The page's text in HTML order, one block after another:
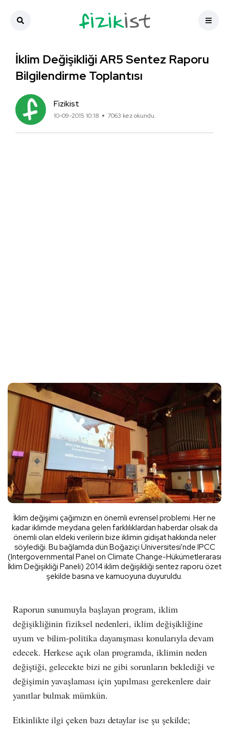
İklim Değişikliği AR5 Sentez Raporu
Bilgilendirme Toplantısı
Fizikist
10-09-2015 10:18 7063 kez okundu.
İklim değişimi çağımızın en önemli evrensel problemi. Her ne
kadar iklimde meydana gelen farklılıklardan haberdar olsak da
önemli olan eldeki verilerin bize iklimin gidişat hakkında neler
söylediği. Bu bağlamda dün Boğaziçi Üniversitesi'nde IPCC
(Intergovernmental Panel on Climate Change-Hükümetlerarası
İklim Değişikliği Paneli) 2014 iklim değişikliği sentez raporu özet
şekilde basına ve kamuoyuna duyuruldu.
Raporun sunumuyla başlayan program, iklim
değişikliğinin fiziksel nedenleri, iklim değişikliğine
uyum ve bilim-politika dayanışması konularıyla devam
edecek. Herkese açık olan programda, iklimin neden
değiştiği, gelecekte bizi ne gibi sorunların beklediği ve
değişimin yavaşlaması için yapılması gerekenlere dair
yanıtlar bulmak mümkün.
Etkinlikte ilgi çeken bazı detaylar ise şu şekilde;